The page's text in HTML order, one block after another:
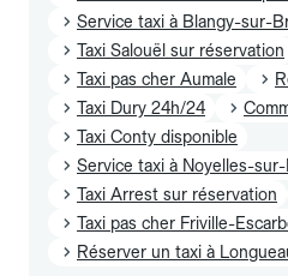
Service taxi à Blangy-sur-
Taxi Salouël sur réservation
Taxi pas cher Aumale
Taxi Dury 24h/24
Taxi Conty disponible
Service taxi à Noyelles-
Taxi Arrest sur réservation
Taxi pas cher Friville-
Réserver un taxi à